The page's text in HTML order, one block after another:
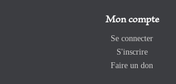
Mon compte
Se connecter
S'inscrire
Faire un don